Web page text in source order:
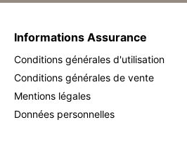
Informations Assurance
Conditions générales d'utilisation
Conditions générales de vente
Mentions légales
Données personnelles